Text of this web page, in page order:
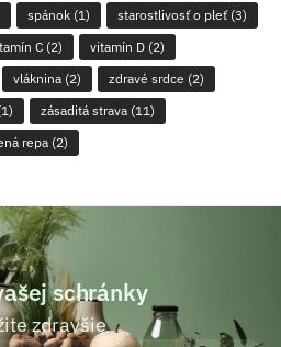
spánok (1) starostlivosť o pleť(3)
C (2) vitamín D (2)
vláknina (2) zdravé srdce (2)
zásaditá strava (11)
repa (2)
schránky
zdravšie